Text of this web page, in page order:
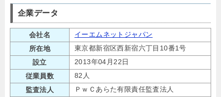
企業データ
会社名
イーエムネットジャパン
所在地
東京都新宿区西新宿六丁目10番1号
設立
2013年04月22日
従業員数
82人
監査法人
ＰｗＣあらた有限責任監査法人